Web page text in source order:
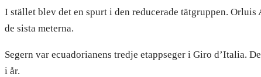
I stället blev det en spurt i den reducerade tätgruppen.
de sista meterna.
Segern var ecuadorianens tredje etappseger i Giro d’Italia.
i år.